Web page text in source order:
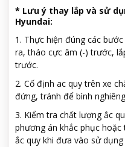
* Lưu ý thay lắp và sử
Hyundai:
1. Thực hiện đúng các
ra, tháo cực âm (-) trước,
trước.
2. Cố định ac quy trên xe
đứng, tránh để bình
3. Kiểm tra chất lượng ắc
phương án khắc phục
ắc quy khi đưa vào sử